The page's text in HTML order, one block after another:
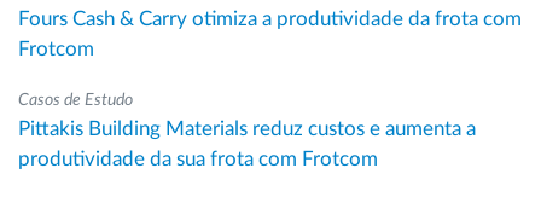
Fours Cash & Carry otimiza a produtividade da frota com
Frotcom
Casos de Estudo
Pittakis Building Materials reduz custos e aumenta a
produtividade da sua frota com Frotcom